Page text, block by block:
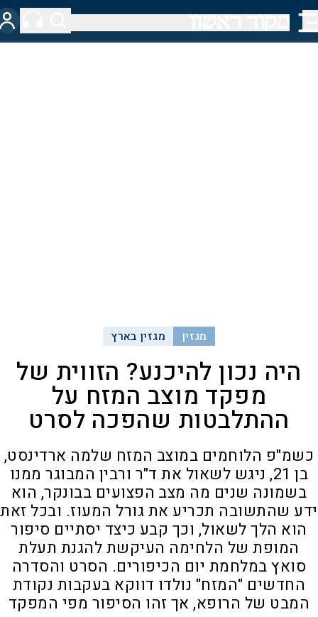
מגזין מגזין בארץ
היה נכון להיכנע? הזווית של
מפקד מוצב המזח על
ההתלבטות שהפכה לסרט
כשמ"פ הלוחמים במוצב המזח שלמה ארדינסט,
בן 21, ניגש לשאול את ד"ר ורבין המבוגר ממנו
בשמונה שנים מה מצב הפצועים בבונקר, הוא
ידע שהתשובה תכריע את גורל המעוז. ובכל זאת
הוא הלך לשאול, וכך קבע כיצד יסתיים סיפור
המופת של הלחימה העיקשת להגנת תעלת
סואץ במלחמת יום הכיפורים. הסרט והסדרה
החדשים "המזח" נולדו דווקא בעקבות נקודת
המבט של הרופא, אך זהו הסיפור מפי המפקד